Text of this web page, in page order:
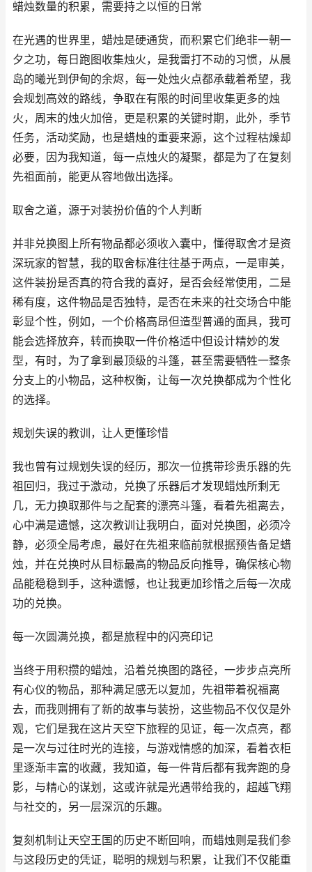
蜡烛数量的积累，需要持之以恒的日常
在光遇的世界里，蜡烛是硬通货，而积累它们绝非一朝一
夕之功，每日跑图收集烛火，是我雷打不动的习惯，从晨
岛的曦光到伊甸的余烬，每一处烛火点都承载着希望，我
会规划高效的路线，争取在有限的时间里收集更多的烛
火，周末的烛火加倍，更是积累的关键时期，此外，季节
任务，活动奖励，也是蜡烛的重要来源，这个过程枯燥却
必要，因为我知道，每一点烛火的凝聚，都是为了在复刻
先祖面前，能更从容地做出选择。
取舍之道，源于对装扮价值的个人判断
并非兑换图上所有物品都必须收入囊中，懂得取舍才是资
深玩家的智慧，我的取舍标准往往基于两点，一是审美，
这件装扮是否真的符合我的喜好，是否会经常使用，二是
稀有度，这件物品是否独特，是否在未来的社交场合中能
彰显个性，例如，一个价格高昂但造型普通的面具，我可
能会选择放弃，转而换取一件价格适中但设计精妙的发
型，有时，为了拿到最顶级的斗篷，甚至需要牺牲一整条
分支上的小物品，这种权衡，让每一次兑换都成为个性化
的选择。
规划失误的教训，让人更懂珍惜
我也曾有过规划失误的经历，那次一位携带珍贵乐器的先
祖回归，我过于激动，兑换了乐器后才发现蜡烛所剩无
几，无力换取那件与之配套的漂亮斗篷，看着先祖离去，
心中满是遗憾，这次教训让我明白，面对兑换图，必须冷
静，必须全局考虑，最好在先祖来临前就根据预告备足蜡
烛，并在兑换时从目标最高的物品反向推导，确保核心物
品能稳稳到手，这种遗憾，也让我更加珍惜之后每一次成
功的兑换。
每一次圆满兑换，都是旅程中的闪亮印记
当终于用积攒的蜡烛，沿着兑换图的路径，一步步点亮所
有心仪的物品，那种满足感无以复加，先祖带着祝福离
去，而我则拥有了新的故事与装扮，这些物品不仅仅是外
观，它们是我在这片天空下旅程的见证，每一次点亮，都
是一次与过往时光的连接，与游戏情感的加深，看着衣柜
里逐渐丰富的收藏，我知道，每一件背后都有我奔跑的身
影，与精心的谋划，这或许就是光遇带给我的，超越飞翔
与社交的，另一层深沉的乐趣。
复刻机制让天空王国的历史不断回响，而蜡烛则是我们参
与这段历史的凭证，聪明的规划与积累，让我们不仅能重